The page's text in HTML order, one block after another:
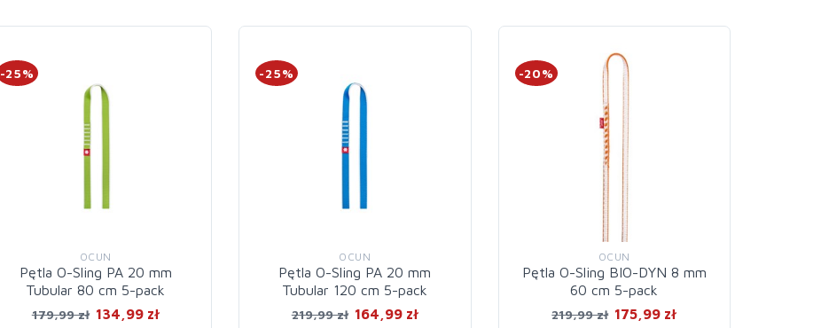
-25%
OCUN
Pętla O-Sling PA 20 mm
Tubular 80 cm 5-pack
179,99 zł 134,99 zł
-25%
OCUN
Pętla O-Sling PA 20 mm
Tubular 120 cm 5-pack
219,99 zł 164,99 zł
-20%
OCUN
Pętla O-Sling BIO-DYN 8 mm
60 cm 5-pack
219,99 zł 175,99 zł